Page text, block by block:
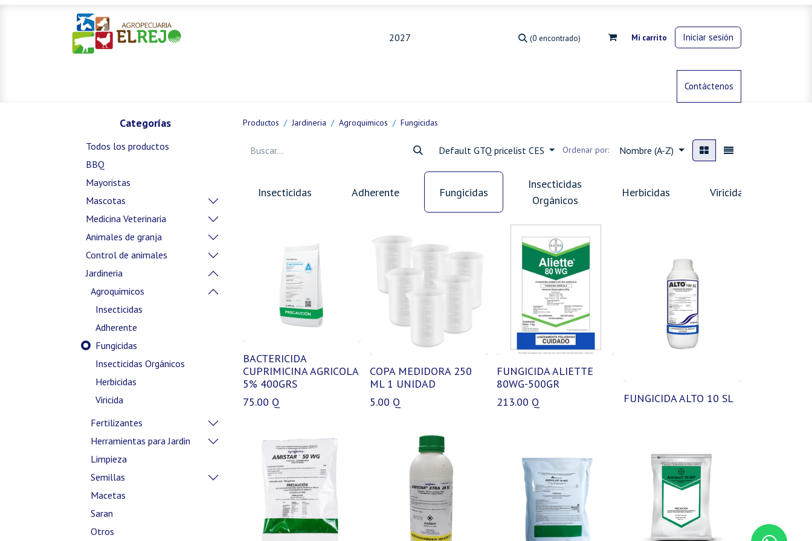
(0 encontrado) Mi carrito Iniciar sesión
Control de animalesContáctenos
Categorías
Todos los productos
BBQ
Mayoristas
Mascotas
Medicina Veterinaria
Animales de granja
Control de animales
Jardineria
Agroquimicos
Insecticidas
Adherente
Fungicidas
Insecticidas Orgánicos
Herbicidas
Viricida
Fertilizantes
Herramientas para Jardin
Limpieza
Semillas
Macetas
Saran
Otros
Productos Jardineria Agroquimicos Fungicidas
Default GTQ pricelist CES Ordenar por: Nombre (A-Z)
Insecticidas Adherente Fungicidas
Insecticidas
Orgánicos
Herbicidas Viricida
BACTERICIDA
CUPRIMICINA AGRICOLA
5% 400GRS
75.00 Q
COPA MEDIDORA 250
ML 1 UNIDAD
5.00 Q
FUNGICIDA ALIETTE
80WG-500GR
213.00 Q FUNGICIDA ALTO 10 SL